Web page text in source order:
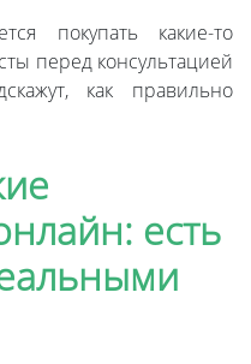
покупать какие-то
перед консультацией
как правильно
есть